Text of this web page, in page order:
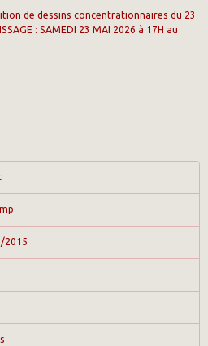
de dessins concentrationnaires du 23
: SAMEDI 23 MAI 2026 à 17H au
2015